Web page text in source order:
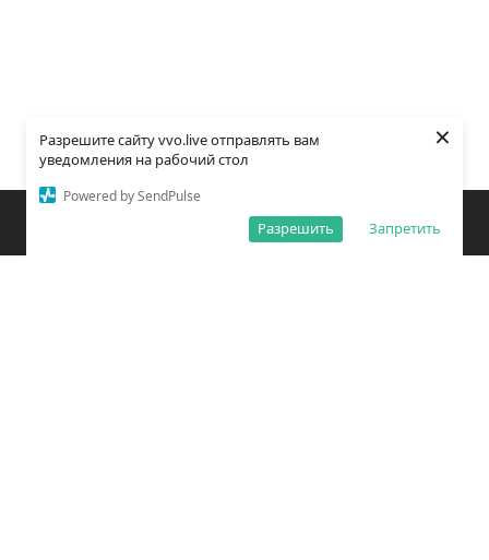
Разрешите сайту vvo.live отправлять вам
уведомления на рабочий стол
Powered by SendPulse
Запретить
Разрешить
×
Закладки Поиск Открыть меню